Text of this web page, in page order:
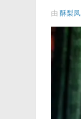
由 酥梨凤